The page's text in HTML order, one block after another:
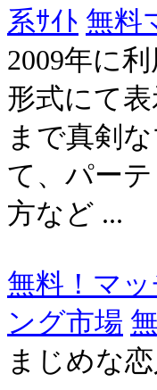
系ｻｲﾄ 無料
2009年に
形式にて
まで真剣
て、パー
方など ...
無料！マ
ング市場
まじめな